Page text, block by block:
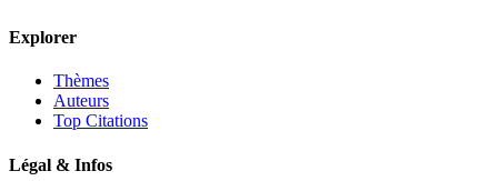
Explorer
Thèmes
Auteurs
Top Citations
Légal & Infos